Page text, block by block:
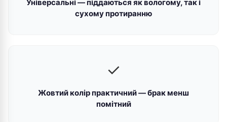
Універсальні — піддаються як вологому, так і
сухому протиранню
✓
Жовтий колір практичний — брак менш
помітний